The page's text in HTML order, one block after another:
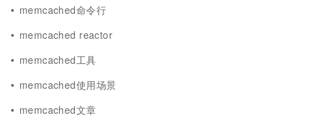
memcached命令行
memcached reactor
memcached工具
memcached使用场景
memcached文章